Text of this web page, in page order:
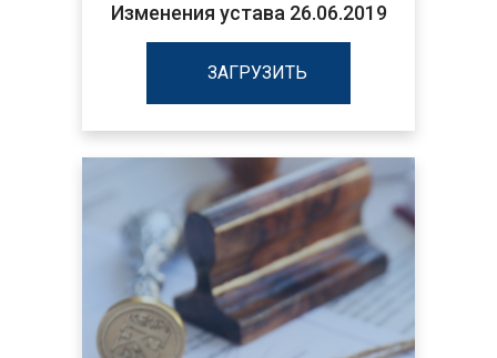
Изменения устава 26.06.2019
ЗАГРУЗИТЬ